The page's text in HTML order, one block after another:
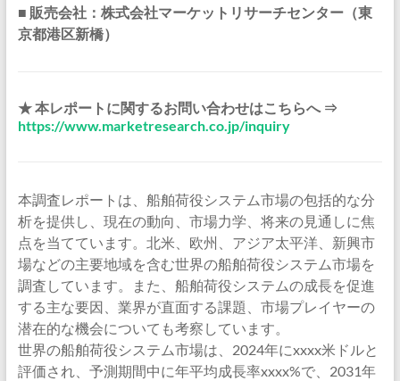
■ 販売会社：株式会社マーケットリサーチセンター（東
京都港区新橋）
★ 本レポートに関するお問い合わせはこちらへ ⇒
https://www.marketresearch.co.jp/inquiry
本調査レポートは、船舶荷役システム市場の包括的な分
析を提供し、現在の動向、市場力学、将来の見通しに焦
点を当てています。北米、欧州、アジア太平洋、新興市
場などの主要地域を含む世界の船舶荷役システム市場を
調査しています。また、船舶荷役システムの成長を促進
する主な要因、業界が直面する課題、市場プレイヤーの
潜在的な機会についても考察しています。
世界の船舶荷役システム市場は、2024年にxxxx米ドルと
評価され、予測期間中に年平均成長率xxxx%で、2031年